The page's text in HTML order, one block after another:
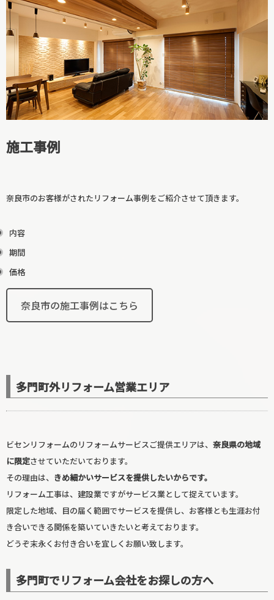
廊下リフォーム
寝室リフォーム
玄関リフォーム
施工事例
奈良市のお客様がされたリフォーム事例をご紹介させて頂きます。
内容
期間
価格
奈良市の施工事例はこちら
多門町外リフォーム営業エリア
ビセンリフォームのリフォームサービスご提供エリアは、 奈良県の地域
に限定させていただいております。
その理由は、 きめ細かいサービスを提供したいからです。
リフォーム工事は、建設業ですがサービス業として捉えています。
限定した地域、目の届く範囲でサービスを提供し、お客様とも生涯お付
き合いできる関係を築いていきたいと考えております。
どうぞ末永くお付き合いを宜しくお願い致します。
多門町でリフォーム会社をお探しの方へ